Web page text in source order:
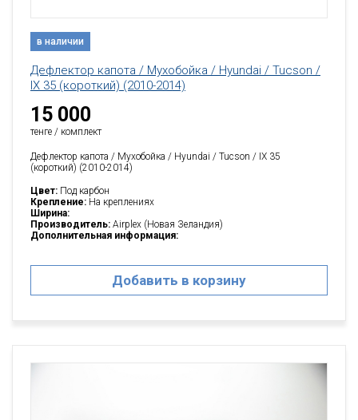
в наличии
Дефлектор капота / Мухобойка / Hyundai / Tucson /
IX 35 (короткий) (2010-2014)
15 000
тенге / комплект
Дефлектор капота / Мухобойка / Hyundai / Tucson / IX 35
(короткий) (2010-2014)
Цвет: Под карбон
Крепление: На креплениях
Ширина:
Производитель: Airplex (Новая Зеландия)
Дополнительная информация:
Добавить в корзину